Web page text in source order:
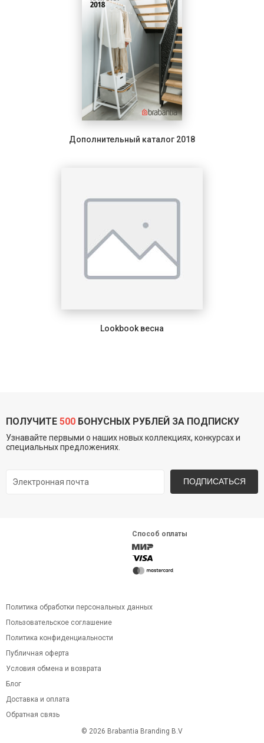
Дополнительный каталог 2018
Lookbook весна
ПОЛУЧИТЕ 500 БОНУСНЫХ РУБЛЕЙ ЗА ПОДПИСКУ
Узнавайте первыми о наших новых коллекциях, конкурсах и
специальных предложениях.
ПОДПИСАТЬСЯ
Способ оплаты
Политика обработки персональных данных
Пользовательское соглашение
Политика конфиденциальности
Публичная оферта
Условия обмена и возврата
Блог
Доставка и оплата
Обратная связь
© 2026 Brabantia Branding B.V